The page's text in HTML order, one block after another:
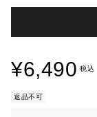
¥6,490 税込
返品不可